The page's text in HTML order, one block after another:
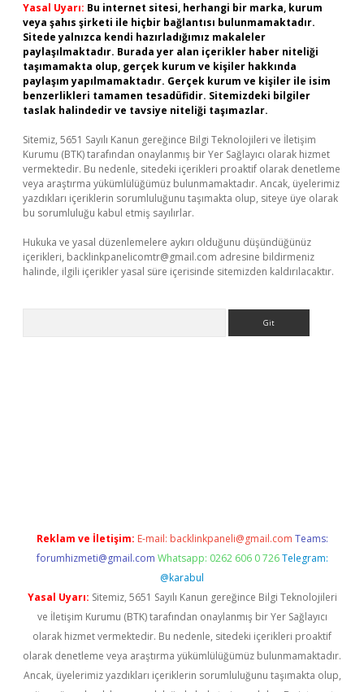
Yasal Uyarı: Bu internet sitesi, herhangi bir marka, kurum
veya şahıs şirketi ile hiçbir bağlantısı bulunmamaktadır.
Sitede yalnızca kendi hazırladığımız makaleler
paylaşılmaktadır. Burada yer alan içerikler haber niteliği
taşımamakta olup, gerçek kurum ve kişiler hakkında
paylaşım yapılmamaktadır. Gerçek kurum ve kişiler ile isim
benzerlikleri tamamen tesadüfidir. Sitemizdeki bilgiler
taslak halindedir ve tavsiye niteliği taşımazlar.
Sitemiz, 5651 Sayılı Kanun gereğince Bilgi Teknolojileri ve İletişim
Kurumu (BTK) tarafından onaylanmış bir Yer Sağlayıcı olarak hizmet
vermektedir. Bu nedenle, sitedeki içerikleri proaktif olarak denetleme
veya araştırma yükümlülüğümüz bulunmamaktadır. Ancak, üyelerimiz
yazdıkları içeriklerin sorumluluğunu taşımakta olup, siteye üye olarak
bu sorumluluğu kabul etmiş sayılırlar.
Hukuka ve yasal düzenlemelere aykırı olduğunu düşündüğünüz
içerikleri, backlinkpanelicomtr@gmail.com adresine bildirmeniz
halinde, ilgili içerikler yasal süre içerisinde sitemizden kaldırılacaktır.
Reklam ve İletişim: E-mail: backlinkpaneli@gmail.com Teams:
forumhizmeti@gmail.com Whatsapp: 0262 606 0 726 Telegram:
@karabul
Yasal Uyarı: Sitemiz, 5651 Sayılı Kanun gereğince Bilgi Teknolojileri
ve İletişim Kurumu (BTK) tarafından onaylanmış bir Yer Sağlayıcı
olarak hizmet vermektedir. Bu nedenle, sitedeki içerikleri proaktif
olarak denetleme veya araştırma yükümlülüğümüz bulunmamaktadır.
Ancak, üyelerimiz yazdıkları içeriklerin sorumluluğunu taşımakta olup,